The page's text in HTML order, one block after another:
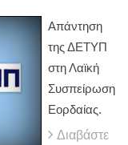
Απάντηση
της ΔΕΤΥΠ
στη Λαϊκή
Συσπείρωση
Εορδαίας.
Διαβάστε